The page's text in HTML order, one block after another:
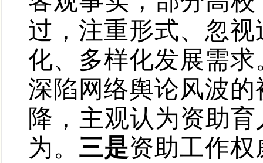
过，注重形式、忽
化、多样化发展需求
深陷网络舆论风波
降，主观认为资助
为。 三是资助工作